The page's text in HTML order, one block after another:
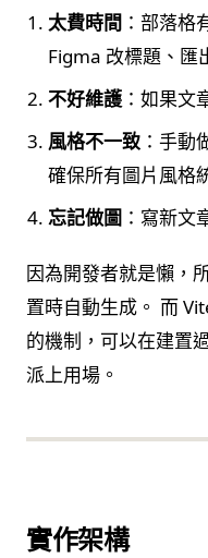
太費時間 ：部落格
Figma 改標題、匯
不好維護 ：如果文
風格不一致 ：手動
確保所有圖片風格
忘記做圖 ：寫新文
因為開發者就是懶，
置時自動生成。 而
的機制，可以在建置
派上用場。
實作架構